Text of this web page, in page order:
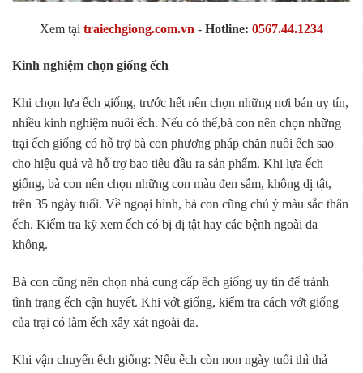
Xem tại traiechgiong.com.vn - Hotline: 0567.44.1234
Kinh nghiệm chọn giống ếch
Khi chọn lựa ếch giống, trước hết nên chọn những nơi bán uy tín,
nhiều kinh nghiệm nuôi ếch. Nếu có thể,bà con nên chọn những
trại ếch giống có hỗ trợ bà con phương pháp chăn nuôi ếch sao
cho hiệu quả và hỗ trợ bao tiêu đầu ra sản phẩm. Khi lựa ếch
giống, bà con nên chọn những con màu đen sẫm, không dị tật,
trên 35 ngày tuổi. Về ngoại hình, bà con cũng chú ý màu sắc thân
ếch. Kiểm tra kỹ xem ếch có bị dị tật hay các bệnh ngoài da
không.
Bà con cũng nên chọn nhà cung cấp ếch giống uy tín để tránh
tình trạng ếch cận huyết. Khi vớt giống, kiểm tra cách vớt giống
của trại có làm ếch xây xát ngoài da.
Khi vận chuyển ếch giống: Nếu ếch còn non ngày tuổi thì thả